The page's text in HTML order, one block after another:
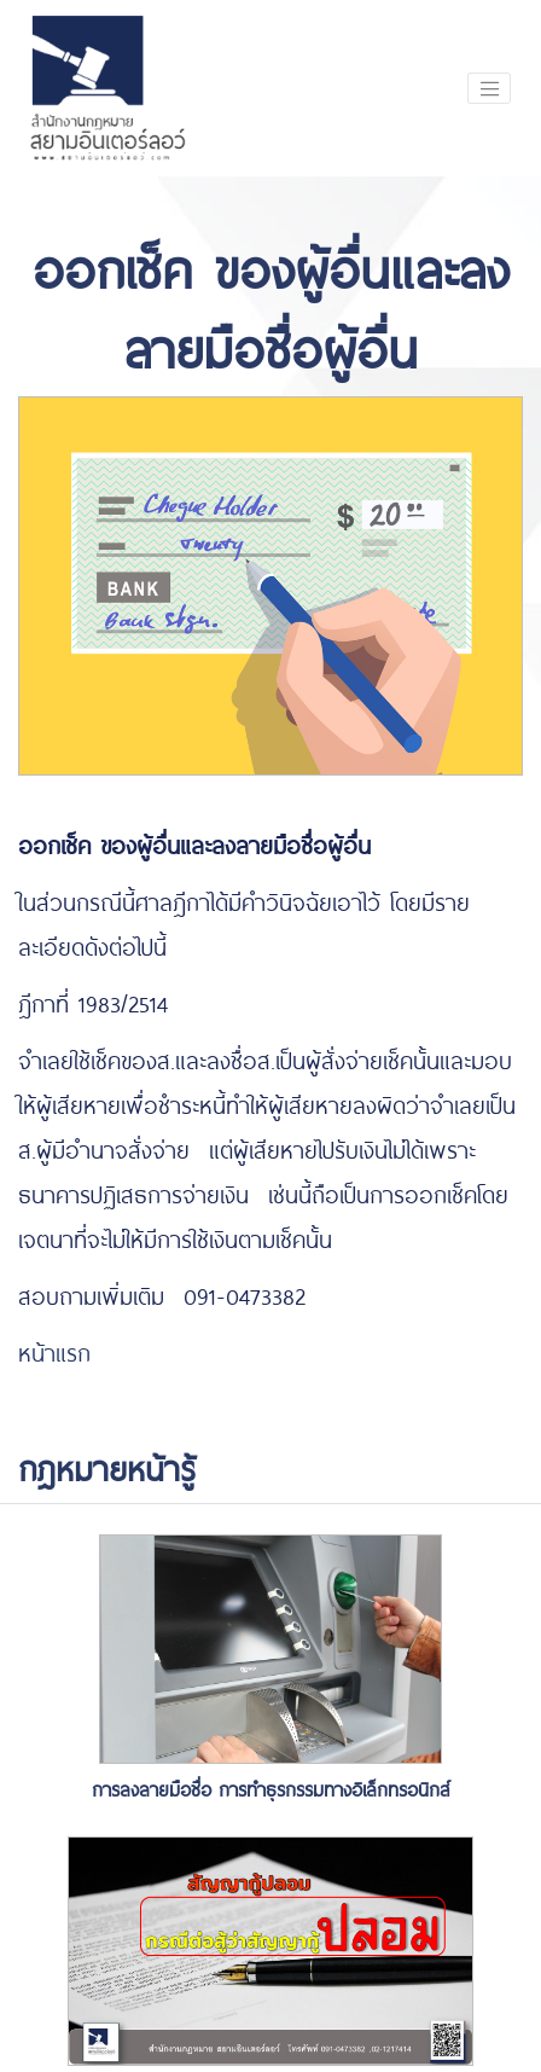
ออกเช็ค ของผู้อื่นและลง
ลายมือชื่อผู้อื่น
ออกเช็ค ของผู้อื่นและลงลายมือชื่อผู้อื่น
ในส่วนกรณีนี้ศาลฎีกาได้มีคำวินิจฉัยเอาไว้ โดยมีราย
ละเอียดดังต่อไปนี้
ฎีกาที่ 1983/2514
จำเลยใช้เช็คของส.และลงชื่อส.เป็นผู้สั่งจ่ายเช็คนั้นและมอบ
ให้ผู้เสียหายเพื่อชำระหนี้ทำให้ผู้เสียหายลงผิดว่าจำเลยเป็น
ส.ผู้มีอำนาจสั่งจ่าย แต่ผู้เสียหายไปรับเงินไม่ได้เพราะ
ธนาคารปฏิเสธการจ่ายเงิน เช่นนี้ถือเป็นการออกเช็คโดย
เจตนาที่จะไม่ให้มีการใช้เงินตามเช็คนั้น
สอบถามเพิ่มเติม 091-0473382
หน้าแรก
กฎหมายหน้ารู้
การลงลายมือชื่อ การทำธุรกรรมทางอิเล็กทรอนิกส์